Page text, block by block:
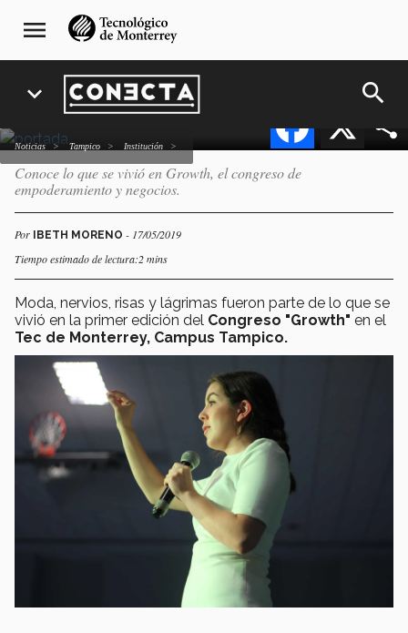
navegación
principal
menu
expand_more search
Noticias Tampico Institución
de empoderamiento y
negocios, GROWTH?
Facebook
Conoce lo que se vivió en Growth, el congreso de
empoderamiento y negocios.
Por IBETH MORENO - 17/05/2019
Tiempo estimado de lectura:2 mins
Moda, nervios, risas y lágrimas fueron parte de lo que se
vivió en la primer edición del Congreso "Growth" en el
Tec de Monterrey, Campus Tampico.